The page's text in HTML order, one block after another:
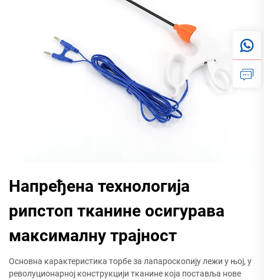
Напређена технологија
рипстоп тканине осигурава
максималну трајност
Основна карактеристика торбе за лапароскопију лежи у њој, у
револуционарној конструкцији тканине која поставља нове